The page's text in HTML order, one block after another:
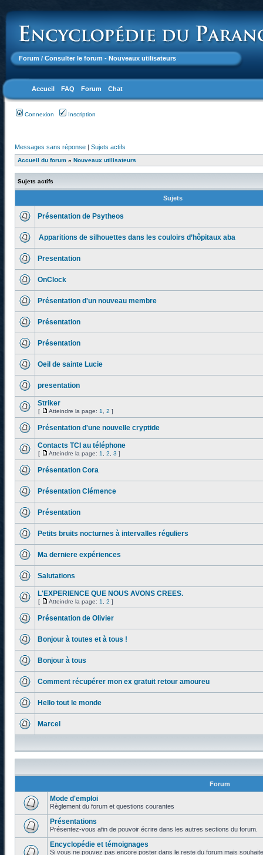
Forum / Consulter le forum - Nouveaux utilisateurs
Accueil FAQ Forum Chat
Connexion Inscription
Messages sans réponse | Sujets actifs
Accueil du forum » Nouveaux utilisateurs
Sujets actifs
Sujets
Présentation de Psytheos
Apparitions de silhouettes dans les couloirs d’hôpitaux aba
Presentation
OnClock
Présentation d'un nouveau membre
Présentation
Présentation
Oeil de sainte Lucie
presentation
Striker
[ Atteindre la page: 1 2 ]
Présentation d'une nouvelle cryptide
Contacts TCI au téléphone
[ Atteindre la page: 1 2 3 ]
Présentation Cora
Présentation Clémence
Présentation
Petits bruits nocturnes à intervalles réguliers
Ma derniere expériences
Salutations
L'EXPERIENCE QUE NOUS AVONS CREES.
[ Atteindre la page: 1 2 ]
Présentation de Olivier
Bonjour à toutes et à tous !
Bonjour à tous
Comment récupérer mon ex gratuit retour amoureu
Hello tout le monde
Marcel
Forum
Mode d'emploi
Règlement du forum et questions courantes
Présentations
Présentez-vous afin de pouvoir écrire dans les autres sections du forum.
Encyclopédie et témoignages
Si vous ne pouvez pas encore poster dans le reste du forum mais